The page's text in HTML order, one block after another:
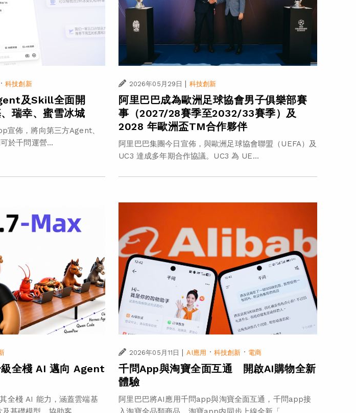
·科技創新
及Skill全面開
瑞幸、蜜雪冰城
宣佈，將向第三方Agent、
於千問運營...
2026年05月29日 | 科技創新
阿里巴巴成為歐洲足球協會男子俱樂部賽
事（2027/28賽季至2032/33賽季）及
2028 年歐洲盃TM合作夥伴
阿里巴巴集團今日宣佈，與歐洲足球協會聯盟（UEFA）及
UC3 達成多年期合作協議。UC3 為 UE...
全棧 AI 邁向 Agent
全棧 AI 能力，涵蓋雲端基
2026年05月11日 | AI應用 · 科技創新 · 電商
千問App與淘寶全面互通 開啟AI購物全新
體驗
阿里巴巴將AI應用千問app與淘寶全面互通，千問app接